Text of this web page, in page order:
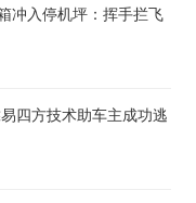
冲入停机坪：挥手拦飞
四方技术助车主成功逃